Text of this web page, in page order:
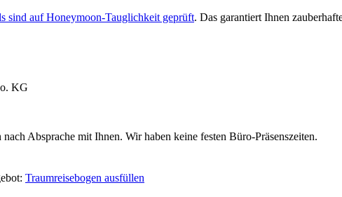
sind auf Honeymoon-Tauglichkeit geprüft. Das garantiert Ihnen
KG
Absprache mit Ihnen. Wir haben keine festen Büro-Präsenszeiten.
Traumreisebogen ausfüllen